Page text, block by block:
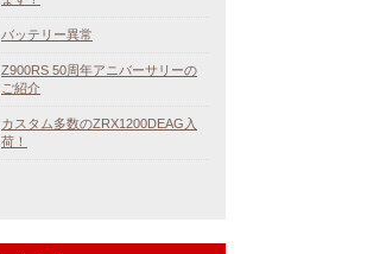
バッテリー異常
Z900RS 50周年アニバーサリーの
ご紹介
カスタム多数のZRX1200DEAG入
荷！